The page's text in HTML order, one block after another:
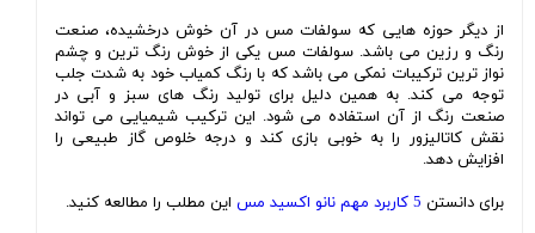
از دیگر حوزه هایی که سولفات مس در آن خوش درخشیده، صنعت
رنگ و رزین می باشد. سولفات مس یکی از خوش رنگ ترین و چشم
نواز ترین ترکیبات نمکی می باشد که با رنگ کمیاب خود به شدت جلب
توجه می کند. به همین دلیل برای تولید رنگ های سبز و آبی در
صنعت رنگ از آن استفاده می شود. این ترکیب شیمیایی می تواند
نقش کاتالیزور را به خوبی بازی کند و درجه خلوص گاز طبیعی را
افزایش دهد.
برای دانستن 5 کاربرد مهم نانو اکسید مس
این مطلب را مطالعه کنید.